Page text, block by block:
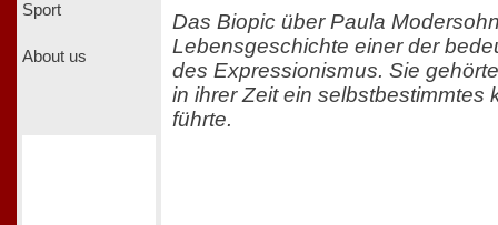
Sport
About us
Das Biopic über Paula
Lebensgeschichte einer der
des Expressionismus. Sie
in ihrer Zeit ein selbstbestimmtes
führte.